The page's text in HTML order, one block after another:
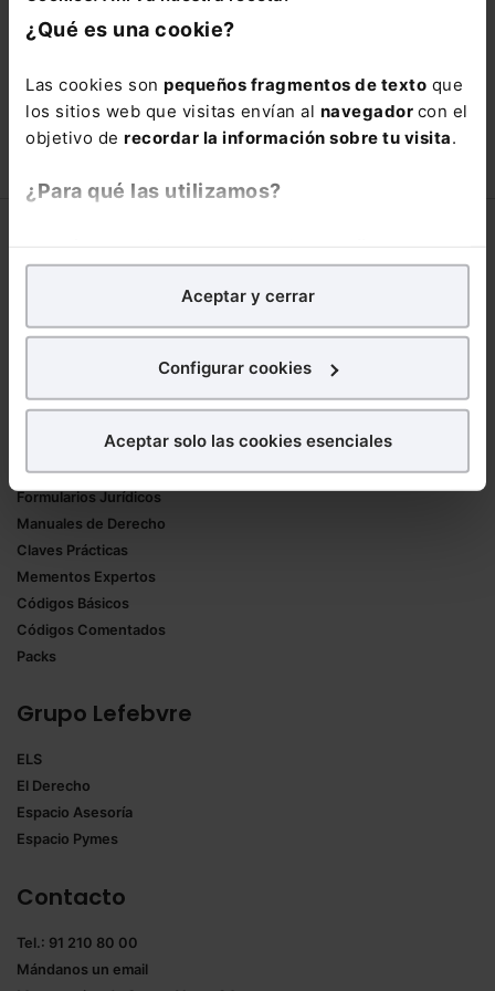
¿Qué es una cookie?
Las cookies son pequeños fragmentos de texto que
los sitios web que visitas envían al navegador con el
objetivo de recordar la información sobre tu visita.
¿Para qué las utilizamos?
analíticospara tratar demejorar tu experienciaen
nuestra página web. También con fines publicitarios,
para poder mostrarte publicidad y contenidos de tu
¿Qué puedes hacer?
experiencia en la web sea óptima
todas las cookies excepto aquellas imprescindibles.
seleccionar solo aquellas que quieras permitir en tu
navegador. Si no seleccionas ninguna utilizaremos
Aceptar y cerrar
Configurar cookies
Aceptar solo las cookies esenciales
está oportunidad y adquiere tu acceso
con un25% de descuento
110,00€ 66,00€
COMPRAR
Trabaja con nosotros
Mementos
Formularios Jurídicos
Manuales de Derecho
Claves Prácticas
Mementos Expertos
Códigos Básicos
Códigos Comentados
Packs
Grupo Lefebvre
ELS
El Derecho
Espacio Asesoría
Espacio Pymes
Contacto
Tel.: 91 210 80 00
Mándanos un email